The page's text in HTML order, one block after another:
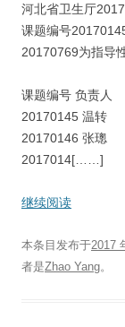
河北省卫生厅
课题编号
20170769为指导
课题编号 负责人
20170145 温转
20170146 张璁
2017014[……]
继续阅读
本条目发布于2017
者是Zhao Yang。